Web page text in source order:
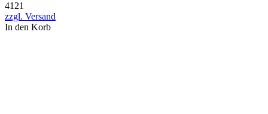
4121
zzgl. Versand
In den Korb